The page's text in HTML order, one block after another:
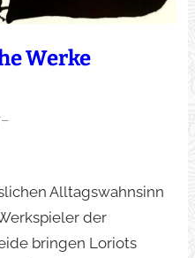
Werke
–
Alltagswahnsinn
der
bringen Loriots